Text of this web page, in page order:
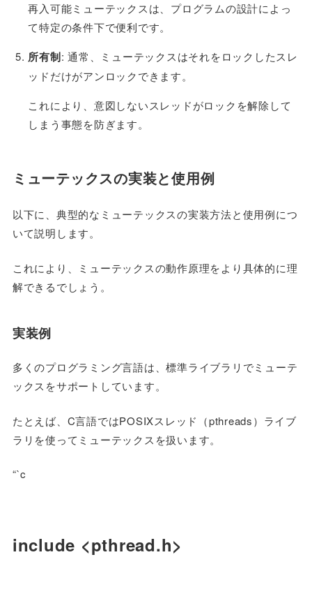
再入可能ミューテックスは、プログラムの設計によっ
て特定の条件下で便利です。
所有制: 通常、ミューテックスはそれをロックしたスレ
ッドだけがアンロックできます。
これにより、意図しないスレッドがロックを解除して
しまう事態を防ぎます。
ミューテックスの実装と使用例
以下に、典型的なミューテックスの実装方法と使用例につ
いて説明します。
これにより、ミューテックスの動作原理をより具体的に理
解できるでしょう。
実装例
多くのプログラミング言語は、標準ライブラリでミューテ
ックスをサポートしています。
たとえば、C言語ではPOSIXスレッド（pthreads）ライブ
ラリを使ってミューテックスを扱います。
“`c
include <pthread.h>